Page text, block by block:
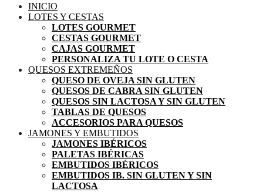
INICIO
LOTES Y CESTAS
LOTES GOURMET
CESTAS GOURMET
CAJAS GOURMET
PERSONALIZA TU LOTE O CESTA
QUESOS EXTREMEÑOS
QUESO DE OVEJA SIN GLUTEN
QUESOS DE CABRA SIN GLUTEN
QUESOS SIN LACTOSA Y SIN GLUTEN
TABLAS DE QUESOS
ACCESORIOS PARA QUESOS
JAMONES Y EMBUTIDOS
JAMONES IBÉRICOS
PALETAS IBÉRICAS
EMBUTIDOS IBÉRICOS
EMBUTIDOS IB. SIN GLUTEN Y SIN
LACTOSA